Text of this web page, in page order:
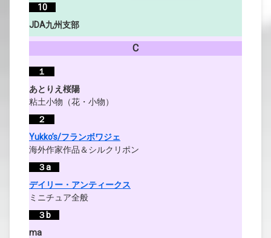
10
JDA九州支部
C
１
あとりえ桜陽
粘土小物（花・小物）
２
Yukko’s/フランボワジェ
海外作家作品＆シルクリポン
３a
デイリー・アンティークス
ミニチュア全般
３b
ma